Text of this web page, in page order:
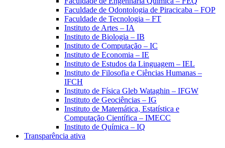
Faculdade de Odontologia de Piracicaba – FOP
Faculdade de Tecnologia – FT
Instituto de Artes – IA
Instituto de Biologia – IB
Instituto de Computação – IC
Instituto de Economia – IE
Instituto de Estudos da Linguagem – IEL
Instituto de Filosofia e Ciências Humanas –
IFCH
Instituto de Física Gleb Wataghin – IFGW
Instituto de Geociências – IG
Instituto de Matemática, Estatística e
Computação Científica – IMECC
Instituto de Química – IQ
Transparência ativa